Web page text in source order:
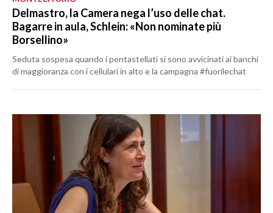
Delmastro, la Camera nega l’uso delle chat.
Bagarre in aula, Schlein: «Non nominate più
Borsellino»
Seduta sospesa quando i pentastellati si sono avvicinati ai banchi
di maggioranza con i cellulari in alto e la campagna #fuorilechat